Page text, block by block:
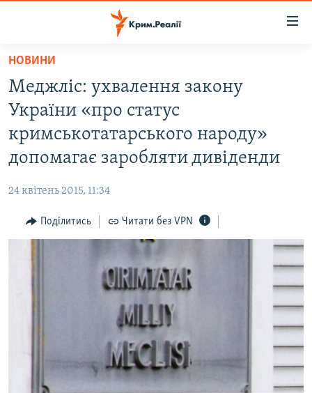
Перейти
основного
матеріалу
Перейти
до
основної
Перейти
пошуку
ВОДА.КРИМ
ВІДЕО ТА ФОТО
ІНТЕРВ'Ю
СПЕЦПРОЕКТИ
ВІДЕОУРОКИ «ELIFBE»
УКРАЇНСЬКА ПРОБЛЕМА КРИМУ
Русский
Qırımtatar
НОВИНИ
Меджліс: ухвалення закону
України «про статус
кримськотатарського народу»
допомагає заробляти дивіденди
24 квітень 2015, 11:34
Поділитись Читати без VPN